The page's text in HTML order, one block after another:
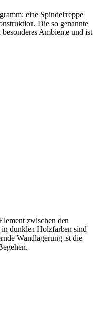
eine Spindeltreppe
Die so genannte
Ambiente und ist
zwischen den
dunklen Holzfarben sind
Wandlagerung ist die